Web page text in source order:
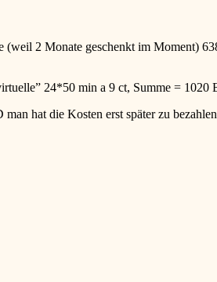
(weil 2 Monate geschenkt im Moment)
24*50 min a 9 ct, Summe =
hat die Kosten erst später zu